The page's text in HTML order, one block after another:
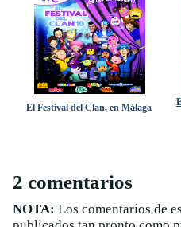
El Festival del Clan, en Málaga
2 comentarios
NOTA: Los comentarios de